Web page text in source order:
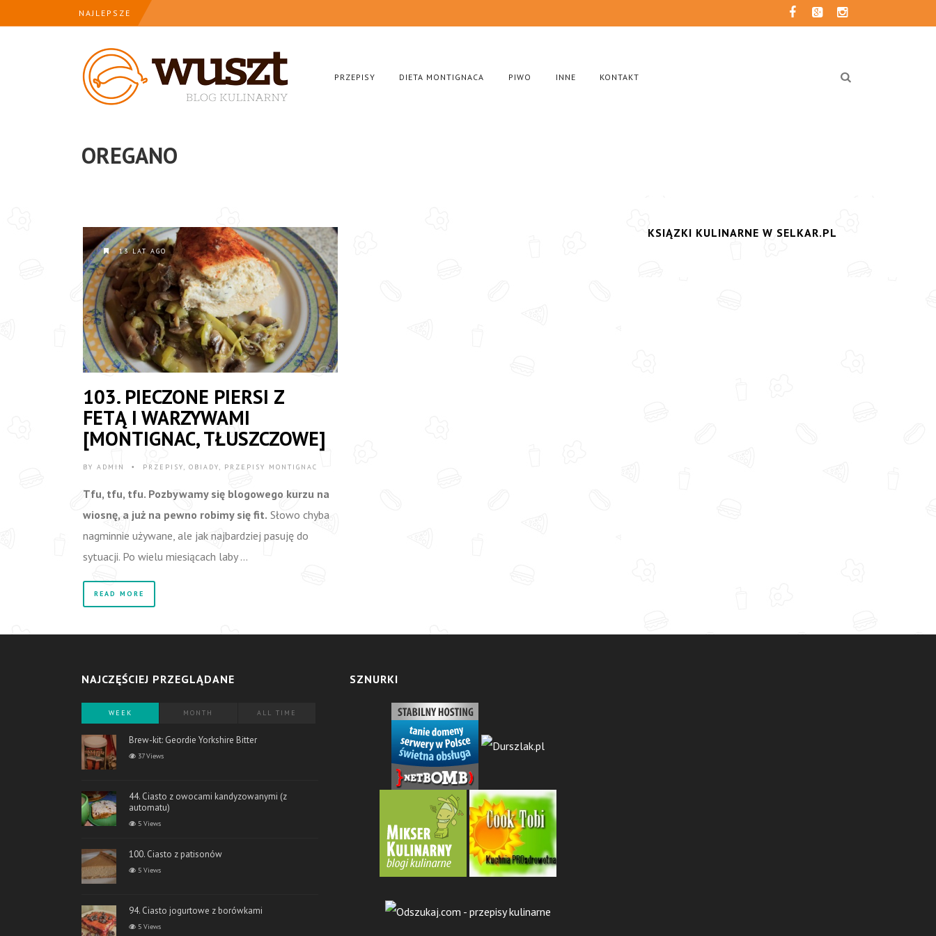
NAJLEPSZE
PRZEPISY DIETA MONTIGNACA PIWO INNE KONTAKT
OREGANO
13 LAT AGO
103. PIECZONE PIERSI Z
FETĄ I WARZYWAMI
[MONTIGNAC, TŁUSZCZOWE]
BY ADMIN • PRZEPISY, OBIADY, PRZEPISY MONTIGNAC
Tfu, tfu, tfu. Pozbywamy się blogowego kurzu na
wiosnę, a już na pewno robimy się fit. Słowo chyba
nagminnie używane, ale jak najbardziej pasuję do
sytuacji. Po wielu miesiącach laby …
READ MORE
KSIĄZKI KULINARNE W SELKAR.PL
NAJCZĘŚCIEJ PRZEGLĄDANE
WEEK MONTH ALL TIME
Brew-kit: Geordie Yorkshire Bitter
37 Views
44. Ciasto z owocami kandyzowanymi (z
automatu)
5 Views
100. Ciasto z patisonów
5 Views
94. Ciasto jogurtowe z borówkami
5 Views
SZNURKI